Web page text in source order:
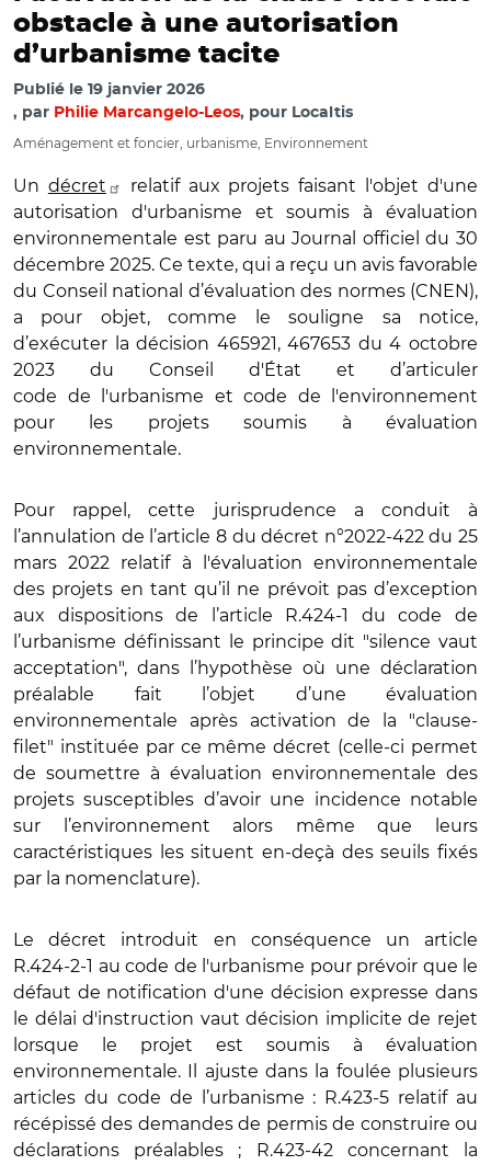
obstacle à une autorisation
d’urbanisme tacite
Publié le 19 janvier 2026
par Philie Marcangelo-Leos, pour Localtis
Aménagement et foncier, urbanisme, Environnement
Un décret
relatif aux projets faisant l'objet d'une
autorisation d'urbanisme et soumis à évaluation
environnementale est paru au Journal officiel du 30
décembre 2025. Ce texte, qui a reçu un avis favorable
du Conseil national d’évaluation des normes (CNEN),
a pour objet, comme le souligne sa notice,
d’exécuter la décision 465921, 467653 du 4 octobre
2023 du Conseil d'État et d’articuler
code de l'urbanisme et code de l'environnement
pour les projets soumis à évaluation
environnementale.
Pour rappel, cette jurisprudence a conduit à
l’annulation de l’article 8 du décret n°2022-422 du 25
mars 2022 relatif à l'évaluation environnementale
des projets en tant qu’il ne prévoit pas d’exception
aux dispositions de l’article R.424-1 du code de
l’urbanisme définissant le principe dit "silence vaut
acceptation", dans l’hypothèse où une déclaration
préalable fait l’objet d’une évaluation
environnementale après activation de la "clause-
filet" instituée par ce même décret (celle-ci permet
de soumettre à évaluation environnementale des
projets susceptibles d’avoir une incidence notable
sur l’environnement alors même que leurs
caractéristiques les situent en-deçà des seuils fixés
par la nomenclature).
Le décret introduit en conséquence un article
R.424-2-1 au code de l'urbanisme pour prévoir que le
défaut de notification d'une décision expresse dans
le délai d'instruction vaut décision implicite de rejet
lorsque le projet est soumis à évaluation
environnementale. Il ajuste dans la foulée plusieurs
articles du code de l’urbanisme : R.423-5 relatif au
récépissé des demandes de permis de construire ou
déclarations préalables ; R.423-42 concernant la